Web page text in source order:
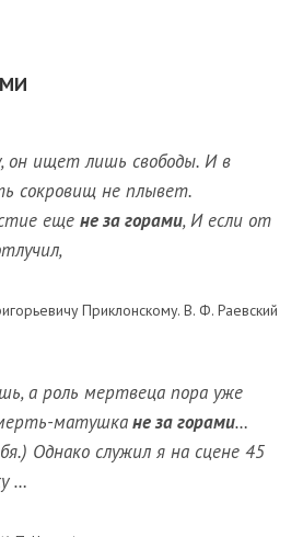
он ищет лишь свободы. И в
сокровищ не плывет.
еще не за горами, И если от
Приклонскому. В. Ф. Раевский
а роль мертвеца пора уже
матушкане за горами…
Однако служил я на сцене 45
…